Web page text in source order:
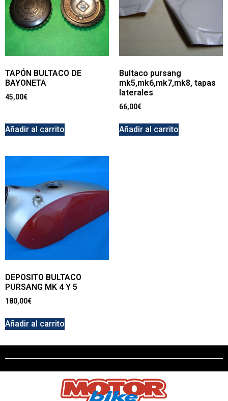
TAPÓN BULTACO DE
BAYONETA
45,00€
Añadir al carrito
Bultaco pursang
mk5,mk6,mk7,mk8, tapas
laterales
66,00€
Añadir al carrito
DEPOSITO BULTACO
PURSANG MK 4 Y 5
180,00€
Añadir al carrito